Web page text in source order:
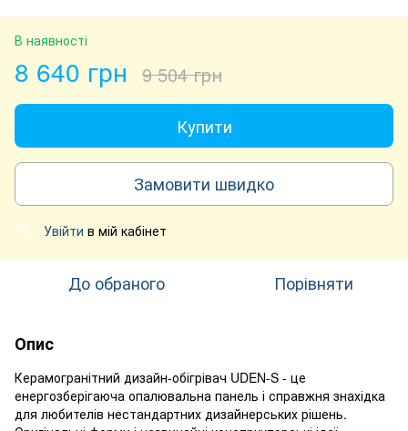
В наявності
8 640 грн 9 504 грн
Купити
Замовити швидко
% Увійти в мій кабінет
До обраного Порівняти
Опис
Керамогранітний дизайн-обігрівач UDEN-S - це
енергозберігаюча опалювальна панель і справжня знахідка
для любителів нестандартних дизайнерських рішень.